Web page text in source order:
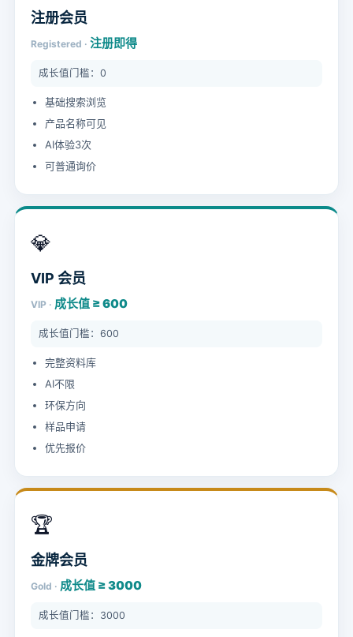
注册会员
Registered · 注册即得
成长值门槛：0
基础搜索浏览
产品名称可见
AI体验3次
可普通询价
💎
VIP 会员
VIP · 成长值 ≥ 600
成长值门槛：600
完整资料库
AI不限
环保方向
样品申请
优先报价
🏆
金牌会员
Gold · 成长值 ≥ 3000
成长值门槛：3000